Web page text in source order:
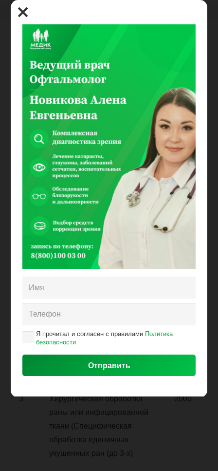
Кабинет
травматолога
Показать записей
Поиск:
Травматолог /Хирург -
Цена
руб.
Хирургическая обработка
раны или инфицированной
ткани (Обработка
2000
раны или инфицированной
обработка единичных
укушенных ран (более 3-х)
3
Хирургическая обработка
раны или инфицированной
ткани (Специфическая
обработка единичных
укушенных ран (до 3-х)
2000
Я прочитал и согласен с правилами Политика
безопасности